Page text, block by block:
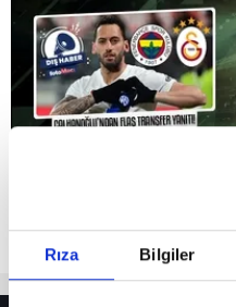
Rıza Bilgiler
Reddet